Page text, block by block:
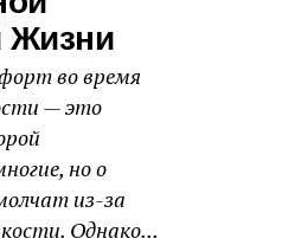
Жизни
во время
— это
но о
из-за
Однако...